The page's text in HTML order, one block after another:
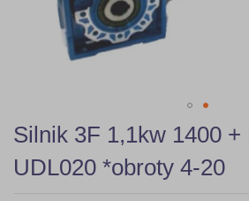
Skip
to
the
beginning
Silnik 3F 1,1kw 1400 +
UDL020 *obroty 4-20